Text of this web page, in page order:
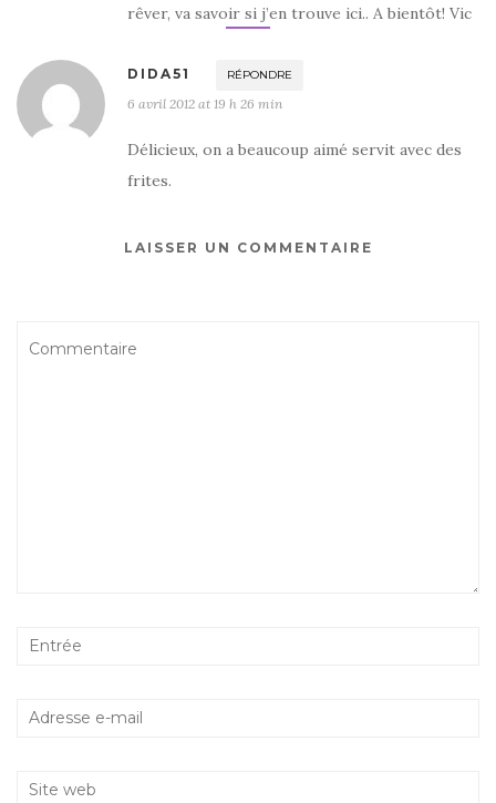
rêver, va savoir si j’en trouve ici.. A bientôt! Vic
DIDA51 RÉPONDRE
6 avril 2012 at 19 h 26 min
Délicieux, on a beaucoup aimé servit avec des
frites.
LAISSER UN COMMENTAIRE